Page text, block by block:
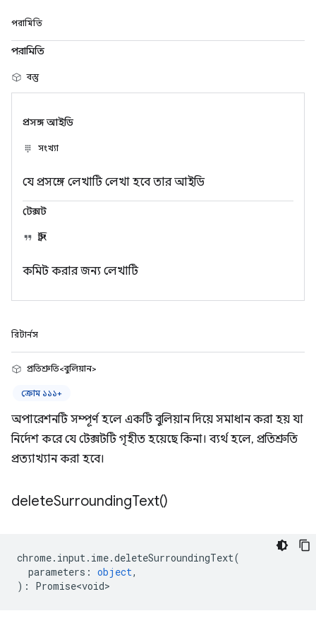
পরামিতি
পরামিতি
বস্তু
প্রসঙ্গ আইডি
সংখ্যা
যে প্রসঙ্গে লেখাটি লেখা হবে তার আইডি
টেক্সট
স্ট্রিং
কমিট করার জন্য লেখাটি
রিটার্নস
প্রতিশ্রুতি<বুলিয়ান>
ক্রোম ১১১+
অপারেশনটি সম্পূর্ণ হলে একটি বুলিয়ান দিয়ে সমাধান করা হয় যা
নির্দেশ করে যে টেক্সটটি গৃহীত হয়েছে কিনা। ব্যর্থ হলে, প্রতিশ্রুতি
প্রত্যাখ্যান করা হবে।
deleteSurroundingText()
chrome. input. ime.deleteSurroundingText(
parameters : object,
) : Promise<void>